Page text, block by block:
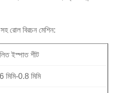
সহ রোল বিরচন মেশিন:
ইস্পাত শীট
মিমি-0.8 মিমি